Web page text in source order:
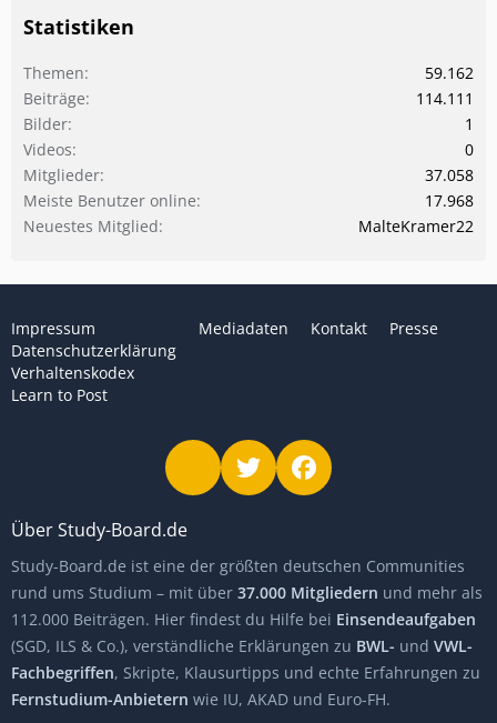
Statistiken
Themen
59.162
Beiträge
114.111
Bilder
1
Videos
0
Mitglieder
37.058
Meiste Benutzer online
17.968
Neuestes Mitglied
MalteKramer22
Impressum
Datenschutzerklärung
Verhaltenskodex
Learn to Post
Mediadaten Kontakt Presse
Über Study-Board.de
Study-Board.de ist eine der größten deutschen Communities
rund ums Studium – mit über 37.000 Mitgliedern und mehr als
112.000 Beiträgen. Hier findest du Hilfe bei Einsendeaufgaben
(SGD, ILS & Co.), verständliche Erklärungen zu BWL- und VWL-
Fachbegriffen, Skripte, Klausurtipps und echte Erfahrungen zu
Fernstudium-Anbietern wie IU, AKAD und Euro-FH.